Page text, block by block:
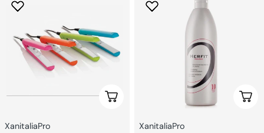
Ajouter Au Panier
Fournisseur:
XanitaliaPro Fournisseur:
XanitaliaPro